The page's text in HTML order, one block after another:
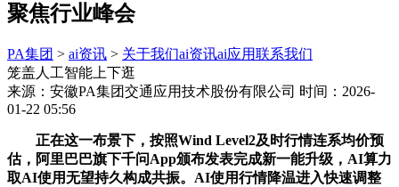
聚焦行业峰会
PA集团 > ai资讯 > 关于我们ai资讯ai应用联系我们
笼盖人工智能上下逛
来源：安徽PA集团交通应用技术股份有限公司 时间：2026-
01-22 05:56
正在这一布景下，按照Wind Level2及时行情连系均价预
估，阿里巴巴旗下千问App颁布发表完成新一能升级，AI算力
取AI使用无望持久构成共振。AI使用行情降温进入快速调整